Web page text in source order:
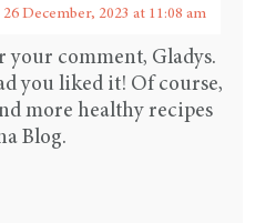
International says:
26 December, 2023 at 11:08 am
your comment, Gladys.
you liked it! Of course,
more healthy recipes
Blog.